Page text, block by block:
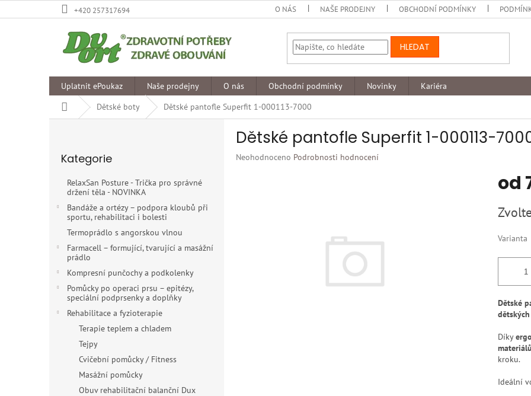
na
+420 257317694 O NÁS NAŠE PRODEJNY OBCHODNÍ PODMÍNKY
HLEDAT
Uplatnit ePoukaz Naše prodejny O nás Obchodní podmínky Novinky
Kariéra
Domů
Dětské boty Dětské pantofle Superfit 1-000113-7000
kategorie
Kategorie
RelaxSan Posture - Trička pro správné
držení těla - NOVINKA
Bandáže a ortézy – podpora kloubů při
sportu, rehabilitaci i bolesti
Termoprádlo s angorskou vlnou
Farmacell – formující, tvarující a masážní
prádlo
Kompresní punčochy a podkolenky
Pomůcky po operaci prsu – epitézy,
speciální podprsenky a doplňky
Rehabilitace a fyzioterapie
Terapie teplem a chladem
Tejpy
Cvičební pomůcky / Fitness
Masážní pomůcky
Obuv rehabilitační balanční Dux
Dětské pantofle Superfit 1-000113-
Průměrné
Neohodnoceno Podrobnosti hodnocení
od
cena:
Varianta
Dětské
Díky
kroku.
Ideální